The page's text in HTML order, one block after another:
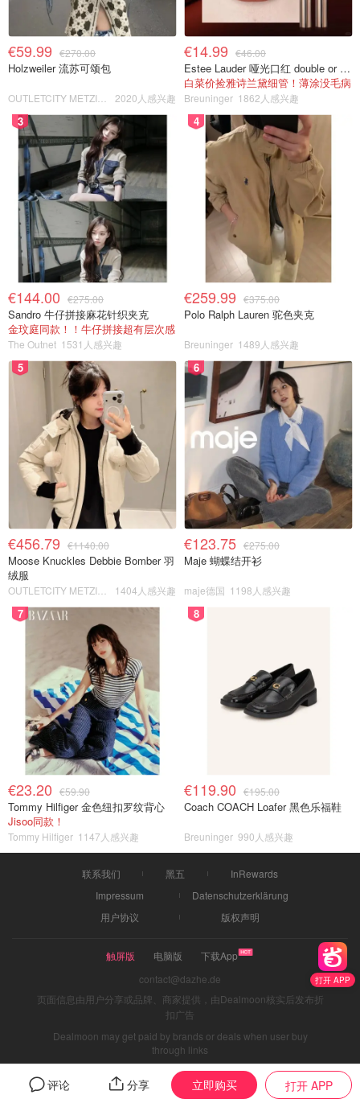
打开 APP
评论 分享 立即购买 打开 APP
€59.99 €270.00
Holzweiler 流苏可颂包
2020人感兴趣
€14.99 €46.00
Estee Lauder 哑光口红 double or nothing色号
白菜价捡雅诗兰黛细管！薄涂没毛病
Breuninger 1862人感兴趣
3
€144.00 €275.00
Sandro 牛仔拼接麻花针织夹克
金玟庭同款！！牛仔拼接超有层次感
The Outnet 1531人感兴趣
4
€259.99 €375.00
Polo Ralph Lauren 驼色夹克
Breuninger 1489人感兴趣
5
€456.79 €1140.00
Moose Knuckles Debbie Bomber 羽
绒服
1404人感兴趣
6
€123.75 €275.00
Maje 蝴蝶结开衫
maje德国 1198人感兴趣
7
€23.20 €59.90
Tommy Hilfiger 金色纽扣罗纹背心
Jisoo同款！
Tommy Hilfiger 1147人感兴趣
8
€119.90 €195.00
Coach COACH Loafer 黑色乐福鞋
Breuninger 990人感兴趣
联系我们 黑五
InRewards
Impressum
Datenschutzerklärung
用户协议
版权声明
触屏版 电脑版
下载App
contact@dazhe.de
页面信息由用户分享或品牌、商家提供，由Dealmoon核实后发布折
扣广告
Dealmoon may get paid by brands or deals when user buy
through links